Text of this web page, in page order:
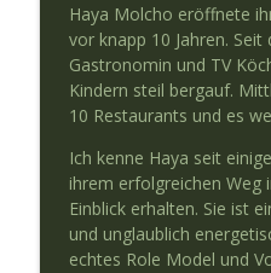
# 79 Wie finde ich
Mutstifter Podcast
#78 Michael
hat, sollte reden
Mutstifter Podcast
#77 Was ist der
Mutstifter Podcast
Haya Molcho eröffnete
vor knapp 10 Jahren.
Gastronomin und TV
Kindern steil bergauf.
10 Restaurants und es
Ich kenne Haya seit
ihrem erfolgreichen Weg
Einblick erhalten. Sie ist
und unglaublich
echtes Role Model und